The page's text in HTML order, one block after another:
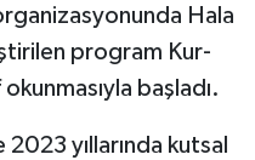
Hala
program Kur-
başladı.
yıllarında kutsal